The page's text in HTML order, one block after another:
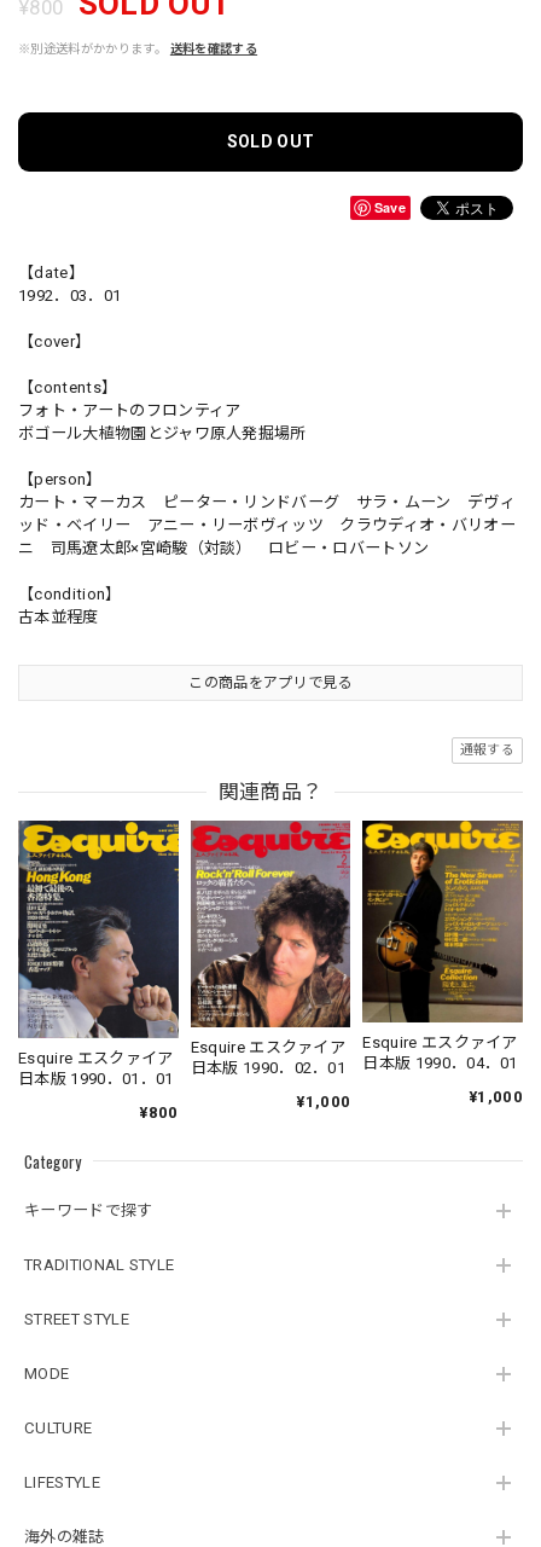
Category
キーワードで探す
TRADITIONAL STYLE
STREET STYLE
MODE
CULTURE
LIFESTYLE
海外の雑誌
¥800
※別途送料がかかります。 送料を確認する
SOLD OUT
Save
【date】
1992．03．01
【cover】
【contents】
フォト・アートのフロンティア
ボゴール大植物園とジャワ原人発掘場所
【person】
カート・マーカス ピーター・リンドバーグ サラ・ムーン デヴィ
ッド・ベイリー アニー・リーボヴィッツ クラウディオ・バリオー
ニ 司馬遼太郎×宮崎駿（対談） ロビー・ロバートソン
【condition】
古本並程度
この商品をアプリで見る
通報する
関連商品？
Esquire エスクァイア
日本版 1990．01．01
¥800
Esquire エスクァイア
日本版 1990．02．01
¥1,000
Esquire エスクァイア
日本版 1990．04．01
¥1,000